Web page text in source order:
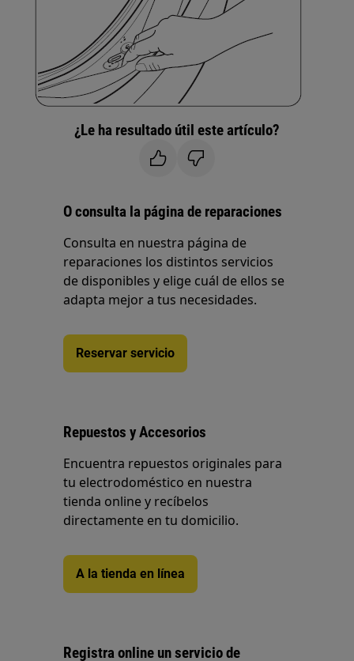
¿Le ha resultado útil este artículo?
O consulta la página de reparaciones
Consulta en nuestra página de
reparaciones los distintos servicios
de disponibles y elige cuál de ellos se
adapta mejor a tus necesidades.
Reservar servicio
Repuestos y Accesorios
Encuentra repuestos originales para
tu electrodoméstico en nuestra
tienda online y recíbelos
directamente en tu domicilio.
A la tienda en línea
Registra online un servicio de